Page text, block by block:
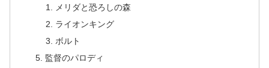
メリダと恐ろしの森
ライオンキング
ボルト
監督のパロディ